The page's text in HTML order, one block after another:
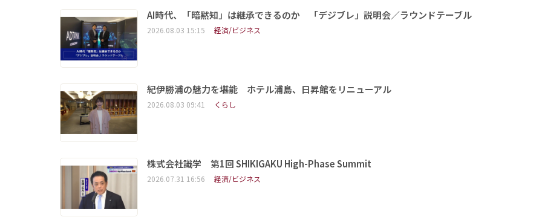
AI時代、「暗黙知」は継承できるのか 「デジブレ」説明会／ラウンドテーブル
2026.08.03 15:15 経済/ビジネス
紀伊勝浦の魅力を堪能 ホテル浦島、日昇館をリニューアル
2026.08.03 09:41 くらし
株式会社識学 第1回 SHIKIGAKU High-Phase Summit
2026.07.31 16:56 経済/ビジネス